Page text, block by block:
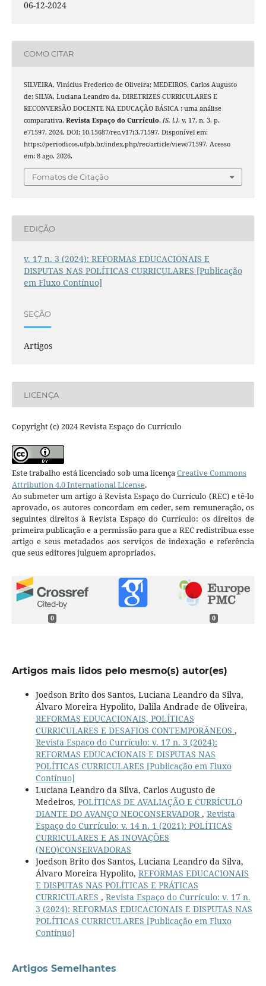
06-12-2024
COMO CITAR
SILVEIRA, Vinícius Frederico de Oliveira; MEDEIROS, Carlos Augusto
de; SILVA, Luciana Leandro da. DIRETRIZES CURRICULARES E
RECONVERSÃO DOCENTE NA EDUCAÇÃO BÁSICA : uma análise
comparativa. Revista Espaço do Currículo, [S. l.], v. 17, n. 3, p.
e71597, 2024. DOI: 10.15687/rec.v17i3.71597. Disponível em:
https://periodicos.ufpb.br/index.php/rec/article/view/71597. Acesso
em: 8 ago. 2026.
Fomatos de Citação
EDIÇÃO
v. 17 n. 3 (2024): REFORMAS EDUCACIONAIS E
DISPUTAS NAS POLÍTICAS CURRICULARES [Publicação
em Fluxo Contínuo]
SEÇÃO
Artigos
LICENÇA
Copyright (c) 2024 Revista Espaço do Currículo
Este trabalho está licenciado sob uma licençaCreative Commons
Attribution 4.0 International License.
Ao submeter um artigo à Revista Espaço do Currículo (REC) e tê-lo
aprovado, os autores concordam em ceder, sem remuneração, os
seguintes direitos à Revista Espaço do Currículo: os direitos de
primeira publicação e a permissão para que a REC redistribua esse
artigo e seus metadados aos serviços de indexação e referência
que seus editores julguem apropriados.
0 0
Artigos mais lidos pelo mesmo(s) autor(es)
Joedson Brito dos Santos, Luciana Leandro da Silva,
Álvaro Moreira Hypolito, Dalila Andrade de Oliveira,
REFORMAS EDUCACIONAIS, POLÍTICAS
CURRICULARES E DESAFIOS CONTEMPORÂNEOS ,
Revista Espaço do Currículo: v. 17 n. 3 (2024):
REFORMAS EDUCACIONAIS E DISPUTAS NAS
POLÍTICAS CURRICULARES [Publicação em Fluxo
Contínuo]
Luciana Leandro da Silva, Carlos Augusto de
Medeiros, POLÍTICAS DE AVALIAÇÃO E CURRÍCULO
DIANTE DO AVANÇO NEOCONSERVADOR, Revista
Espaço do Currículo: v. 14 n. 1 (2021): POLÍTICAS
CURRICULARES E AS INOVAÇÕES
(NEO)CONSERVADORAS
Joedson Brito dos Santos, Luciana Leandro da Silva,
Álvaro Moreira Hypolito, REFORMAS EDUCACIONAIS
E DISPUTAS NAS POLÍTICAS E PRÁTICAS
CURRICULARES , Revista Espaço do Currículo: v. 17 n.
3 (2024): REFORMAS EDUCACIONAIS E DISPUTAS NAS
POLÍTICAS CURRICULARES [Publicação em Fluxo
Contínuo]
Artigos Semelhantes